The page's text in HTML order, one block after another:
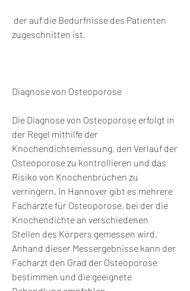
zugeschnitten ist.
Diagnose von Osteoporose
Die Diagnose von Osteoporose erfolgt in
der Regel mithilfe der
Knochendichtemessung, den Verlauf der
Osteoporose zu kontrollieren und das
Risiko von Knochenbrüchen zu
verringern. In Hannover gibt es mehrere
Fachärzte für Osteoporose, bei der die
Knochendichte an verschiedenen
Stellen des Körpers gemessen wird.
Anhand dieser Messergebnisse kann der
Facharzt den Grad der Osteoporose
bestimmen und die geeignete